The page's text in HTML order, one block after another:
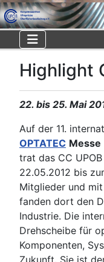
Highlight
22. bis 25. Mai
Auf der 11.
OPTATEC Messe
trat das CC UPOB
22.05.2012 bis
Mitglieder und
fanden dort den
Industrie. Die
Drehscheibe für
Komponenten,
Zukunft. Sie ist